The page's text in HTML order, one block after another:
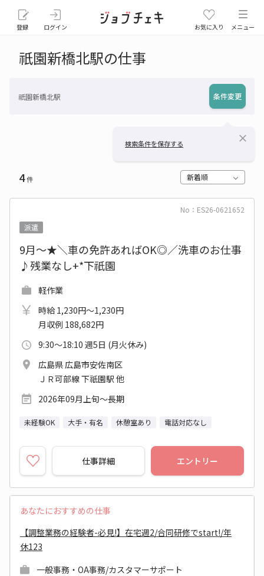
登録 ログイン お気に入り メニュー
祇園新橋北駅の仕事
祇園新橋北駅 条件変更
検索条件を保存する close
4件 新着順
No：ES26-0621652
派遣
9月～★＼車の免許あればOK◎／洗車のお仕事
♪残業なし+*下祇園
軽作業
時給 1,230円～1,230円
月収例 188,682円
9:30～18:10 週5日 (月火休み)
広島県 広島市安佐南区
ＪＲ可部線 下祇園駅 他
2026年09月上旬～長期
未経験OK 大手・有名 休憩室あり 電話対応なし
仕事詳細 エントリー
あなたにおすすめの仕事
【調整業務の経験者-必見!】在宅週2/合同研修でstart!/年
休123
一般事務・OA事務/カスタマーサポート